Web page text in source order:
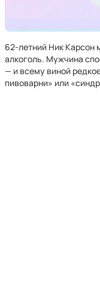
62-летний Ник Карсон
алкоголь. Мужчина
— и всему виной
пивоварни» или